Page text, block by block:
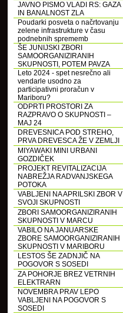
JAVNO PISMO VLADI RS: GAZA
IN BANALNOST ZLA
Poudarki posveta o načrtovanju
zelene infrastrukture v času
podnebnih sprememb
ŠE JUNIJSKI ZBORI
SAMOORGANIZIRANIH
SKUPNOSTI, POTEM PAVZA
Leto 2024 - spet nesrečno ali
vendarle usodno za
participativni proračun v
Mariboru?
ODPRTI PROSTORI ZA
RAZPRAVO O SKUPNOSTI –
MAJ 24
DREVESNICA POD STREHO,
PRVA DREVESCA ŽE V ZEMLJI
MIYAWAKI MINI URBANI
GOZDIČEK
PROJEKT REVITALIZACIJA
NABREŽJA RADVANJSKEGA
POTOKA
VABLJENI NA APRILSKI ZBOR V
SVOJI SKUPNOSTI
ZBORI SAMOORGANIZIRANIH
SKUPNOSTI V MARCU
VABILO NA JANUARSKE
ZBORE SAMOORGANIZIRANIH
SKUPNOSTI V MARIBORU
LESTOS ŠE ZADNJIČ NA
POGOVOR S SOSEDI
ZA POHORJE BREZ VETRNIH
ELEKTRARN
NOVEMBRA PRAV LEPO
VABLJENI NA POGOVOR S
SOSEDI